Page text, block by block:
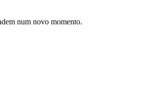
num novo momento.